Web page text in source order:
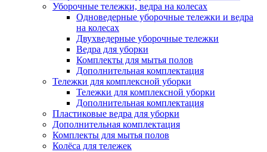
Уборочные тележки, ведра на колесах
Одноведерные уборочные тележки и ведра
на колесах
Двухведерные уборочные тележки
Ведра для уборки
Комплекты для мытья полов
Дополнительная комплектация
Тележки для комплексной уборки
Тележки для комплексной уборки
Дополнительная комплектация
Пластиковые ведра для уборки
Дополнительная комплектация
Комплекты для мытья полов
Колёса для тележек